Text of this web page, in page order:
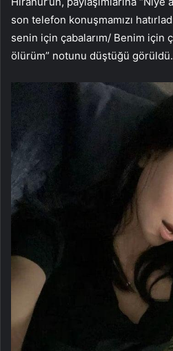
son telefon konuşmamızı
senin için çabalarım/ Benim için
ölürüm” notunu düştüğü görüldü.